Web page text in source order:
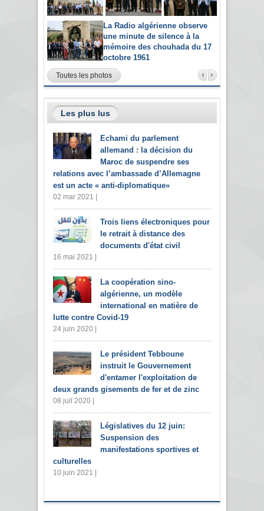
La Radio algérienne observe
une minute de silence à la
mémoire des chouhada du 17
octobre 1961
Toutes les photos
Les plus lus
Echami du parlement
allemand : la décision du
Maroc de suspendre ses
relations avec l’ambassade d’Allemagne
est un acte « anti-diplomatique»
02 mar 2021 |
Trois liens électroniques pour
le retrait à distance des
documents d'état civil
16 mai 2021 |
La coopération sino-
algérienne, un modèle
international en matière de
lutte contre Covid-19
24 juin 2020 |
Le président Tebboune
instruit le Gouvernement
d'entamer l'exploitation de
deux grands gisements de fer et de zinc
08 juil 2020 |
Législatives du 12 juin:
Suspension des
manifestations sportives et
culturelles
10 juin 2021 |